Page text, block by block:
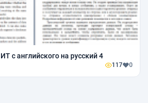
с английского на русский 4
117 0